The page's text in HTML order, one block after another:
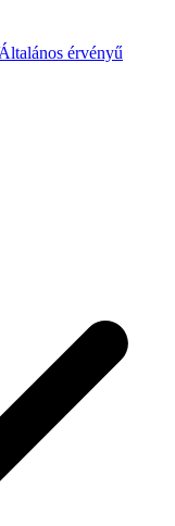
érvényű